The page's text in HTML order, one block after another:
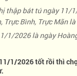
thập bát tú ngày 11/
Trực Bình, Trực Mãn
1/2026 là ngày
1/2026 tốt rồi thì